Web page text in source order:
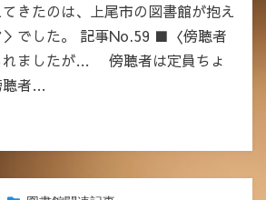
図
書
が
抱
＜
きたのは、上尾市の図書館が抱え
＞でした。 記事No.59 ■〈傍聴者
れましたが… 傍聴者は定員ちょ
聴者…